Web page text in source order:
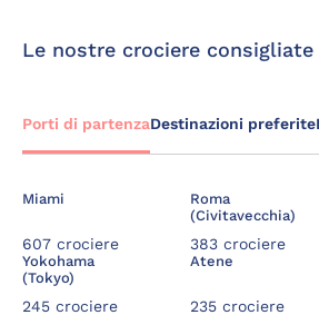
Le nostre crociere consigliate
Porti di partenzaDestinazioni preferite
Miami
607 crociere
Roma
(Civitavecchia)
383 crociere
Yokohama
(Tokyo)
245 crociere
Atene
235 crociere